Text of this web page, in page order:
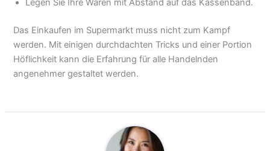
Legen Sie Ihre Waren mit Abstand auf das Kassenband.
Das Einkaufen im Supermarkt muss nicht zum Kampf
werden. Mit einigen durchdachten Tricks und einer Portion
Höflichkeit kann die Erfahrung für alle Handelnden
angenehmer gestaltet werden.